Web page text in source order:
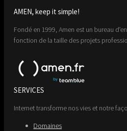
AMEN, keep it simple!
Fondé en 1999, Amen est un bureau
fonction de la taille des projets
SERVICES
Internet transforme nos vies et notre
Domaines